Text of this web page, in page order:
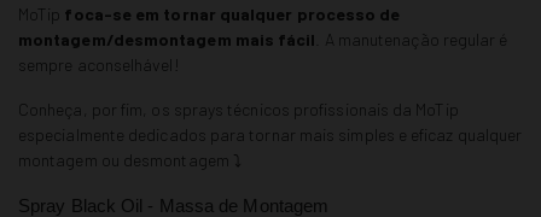
MoTip foca-se em tornar qualquer processo de
montagem/desmontagem mais fácil . A manutenação regular é
sempre aconselhável!
Conheça, por fim, os sprays técnicos profissionais da MoTip
especialmente dedicados para tornar mais simples e eficaz qualquer
montagem ou desmontagem ⤵
Spray Black Oil - Massa de Montagem